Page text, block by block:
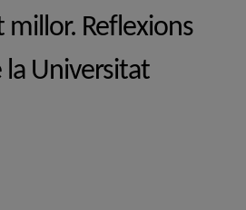
Reflexions
Universitat